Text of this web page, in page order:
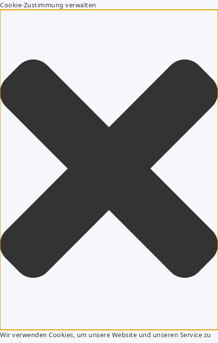
Cookie-Zustimmung verwalten
Wir verwenden Cookies, um unsere Website und unseren Service zu